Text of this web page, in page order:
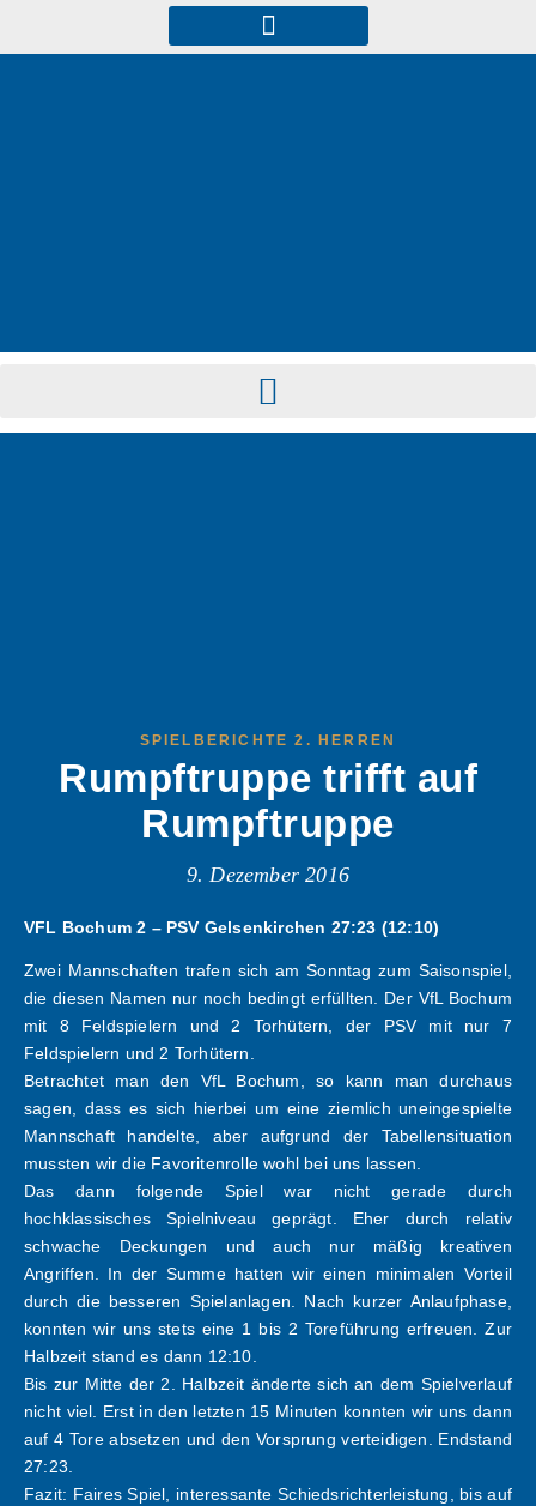
SPIELBERICHTE 2. HERREN
Rumpftruppe trifft auf
Rumpftruppe
9. Dezember 2016
VFL Bochum 2 – PSV Gelsenkirchen 27:23 (12:10)
Zwei Mannschaften trafen sich am Sonntag zum Saisonspiel,
die diesen Namen nur noch bedingt erfüllten. Der VfL Bochum
mit 8 Feldspielern und 2 Torhütern, der PSV mit nur 7
Feldspielern und 2 Torhütern.
Betrachtet man den VfL Bochum, so kann man durchaus
sagen, dass es sich hierbei um eine ziemlich uneingespielte
Mannschaft handelte, aber aufgrund der Tabellensituation
mussten wir die Favoritenrolle wohl bei uns lassen.
Das dann folgende Spiel war nicht gerade durch
hochklassisches Spielniveau geprägt. Eher durch relativ
schwache Deckungen und auch nur mäßig kreativen
Angriffen. In der Summe hatten wir einen minimalen Vorteil
durch die besseren Spielanlagen. Nach kurzer Anlaufphase,
konnten wir uns stets eine 1 bis 2 Toreführung erfreuen. Zur
Halbzeit stand es dann 12:10.
Bis zur Mitte der 2. Halbzeit änderte sich an dem Spielverlauf
nicht viel. Erst in den letzten 15 Minuten konnten wir uns dann
auf 4 Tore absetzen und den Vorsprung verteidigen. Endstand
27:23.
Fazit: Faires Spiel, interessante Schiedsrichterleistung, bis auf